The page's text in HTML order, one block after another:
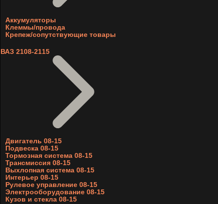
Аккумуляторы
Клеммы/провода
Крепеж/сопутствующие товары
ВАЗ 2108-2115
Двигатель 08-15
Подвеска 08-15
Тормозная система 08-15
Трансмиссия 08-15
Выхлопная система 08-15
Интерьер 08-15
Рулевое управление 08-15
Электрооборудование 08-15
Кузов и стекла 08-15